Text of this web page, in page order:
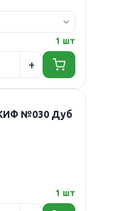
1 шт
№030 Дуб
1 шт